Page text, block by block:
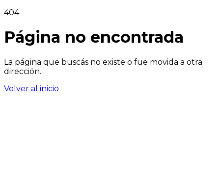
404
Página no encontrada
La página que buscás no existe o fue movida a otra
dirección.
Volver al inicio